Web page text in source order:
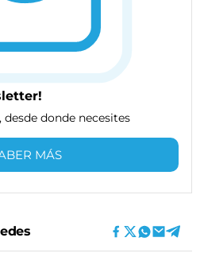
desde donde necesites
MÁS